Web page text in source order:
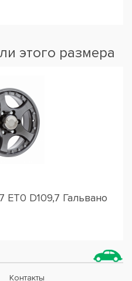
этого размера
ET0 D109,7 Гальвано
Контакты